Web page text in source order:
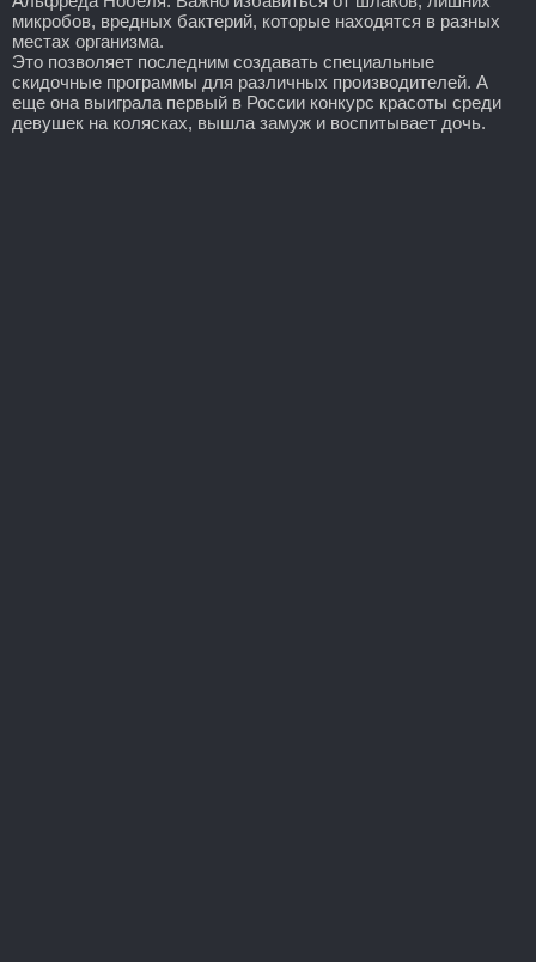
микробов, вредных бактерий, которые находятся в разных
местах организма.
Это позволяет последним создавать специальные
скидочные программы для различных производителей. А
еще она выиграла первый в России конкурс красоты среди
девушек на колясках, вышла замуж и воспитывает дочь.